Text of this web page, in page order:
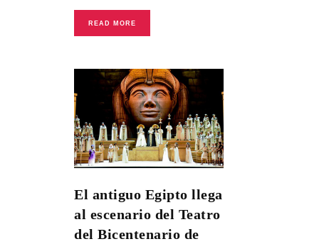
READ MORE
El antiguo Egipto llega
al escenario del Teatro
del Bicentenario de